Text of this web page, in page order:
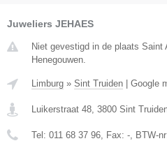
Juweliers JEHAES
Niet gevestigd in de plaats Saint
Henegouwen.
Limburg » Sint Truiden | Google
Luikerstraat 48 3800 Sint
Tel: 011 68 37 96 , Fax: - , BTW-